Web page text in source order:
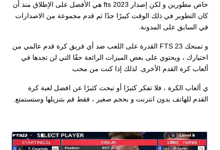
خاص مطورين و لكن إصدار 2023 fts هي الأفضل على الإطلاق منذ أن
كان التطوير في ذلك الوقت كبيرًا جدًا ثم قدم مجموعة من الاصدارات
في السابق على المدونة.
و تمنحك FTS 23 القدرة على اللعب ضد أي فريق كرة قدم عالمي من
اختيارك ، ويحتوي على بعض الميزات الرائعة حقًا التي لن تجدها في
ألعاب كرة القدم الأخرى. لذلك إذا كنت من محب
ي ألعاب الكرة ، فلا تفكر كثيرًا أو تبحث كثيرًا عن افضل لعبة كرة
القدم للهاتف بدون انترنت و بحجم صغير ، فقط قم بتنزيلها وستستمتع.